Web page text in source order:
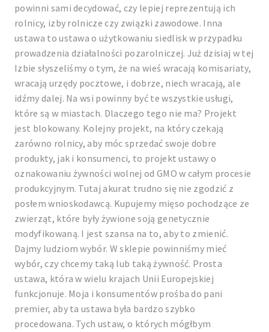
powinni sami decydować, czy lepiej reprezentują ich
rolnicy, izby rolnicze czy związki zawodowe. Inna
ustawa to ustawa o użytkowaniu siedlisk w przypadku
prowadzenia działalności pozarolniczej. Już dzisiaj w tej
Izbie słyszeliśmy o tym, że na wieś wracają komisariaty,
wracają urzędy pocztowe, i dobrze, niech wracają, ale
idźmy dalej. Na wsi powinny być te wszystkie usługi,
które są w miastach. Dlaczego tego nie ma? Projekt
jest blokowany. Kolejny projekt, na który czekają
zarówno rolnicy, aby móc sprzedać swoje dobre
produkty, jak i konsumenci, to projekt ustawy o
oznakowaniu żywności wolnej od GMO w całym procesie
produkcyjnym. Tutaj akurat trudno się nie zgodzić z
posłem wnioskodawcą. Kupujemy mięso pochodzące ze
zwierząt, które były żywione soją genetycznie
modyfikowaną. I jest szansa na to, aby to zmienić.
Dajmy ludziom wybór. W sklepie powinniśmy mieć
wybór, czy chcemy taką lub taką żywność. Prosta
ustawa, która w wielu krajach Unii Europejskiej
funkcjonuje. Moja i konsumentów prośba do pani
premier, aby ta ustawa była bardzo szybko
procedowana. Tych ustaw, o których mógłbym